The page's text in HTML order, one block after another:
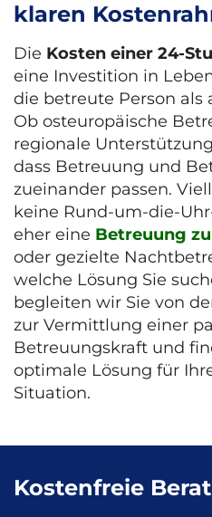
klaren
Die Kosten einer 24-
eine Investition in
die betreute Person als
Ob osteuropäische
regionale
dass Betreuung und
zueinander passen.
keine Rund-um-die-
eher eine Betreuung
oder gezielte
welche Lösung Sie
begleiten wir Sie von
zur Vermittlung einer
Betreuungskraft und
optimale Lösung für
Situation.
Kostenfreie